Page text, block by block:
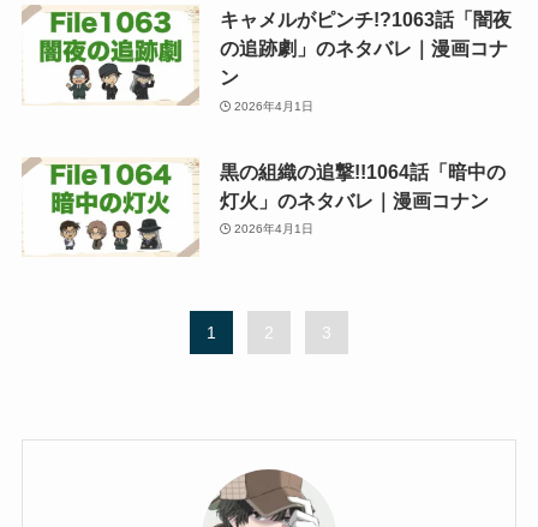
キャメルがピンチ!?1063話「闇夜
の追跡劇」のネタバレ｜漫画コナ
ン
2026年4月1日
黒の組織の追撃!!1064話「暗中の
灯火」のネタバレ｜漫画コナン
2026年4月1日
1 2 3